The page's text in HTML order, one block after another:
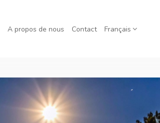
A propos de nous Contact Français